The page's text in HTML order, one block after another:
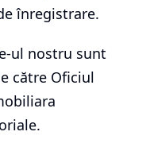
înregistrare.
ul nostru sunt
către Oficiul